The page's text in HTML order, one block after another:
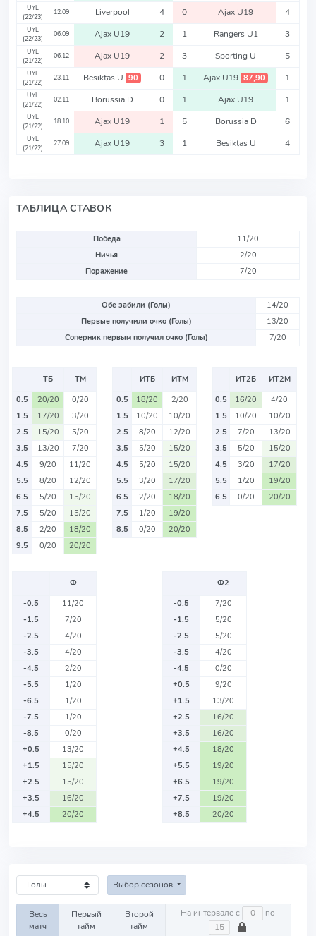
UYL
(22/23)
12.09 Liverpool 4 0 Ajax U19 4
UYL
(22/23)
06.09 Ajax U19 2 1 Rangers U1 3
UYL
(21/22)
06.12 Ajax U19 2 3 Sporting U 5
UYL
(21/22)
23.11 Besiktas U 90 0 1 Ajax U19 87,90 1
UYL
(21/22)
02.11 Borussia D 0 1 Ajax U19 1
UYL
(21/22)
18.10 Ajax U19 1 5 Borussia D 6
UYL
(21/22)
27.09 Ajax U19 3 1 Besiktas U 4
ТАБЛИЦА СТАВОК
Победа
11/20
Ничья
2/20
Поражение
7/20
Обе забили (Голы)
14/20
Первые получили очко (Голы)
13/20
Соперник первым получил очко (Голы)
7/20
ТБ
ТМ
0.5
20/20
0/20
1.5
17/20
3/20
2.5
15/20
5/20
3.5
13/20
7/20
4.5
9/20
11/20
5.5
8/20
12/20
6.5
5/20
15/20
7.5
5/20
15/20
8.5
2/20
18/20
9.5
0/20 20/20
ИТБ
ИТМ
0.5
18/20
2/20
1.5
10/20
10/20
2.5
8/20
12/20
3.5
5/20
15/20
4.5
5/20
15/20
5.5
3/20
17/20
6.5
2/20
18/20
7.5
1/20
19/20
8.5
0/20 20/20
ИТ2Б
ИТ2М
0.5
16/20
4/20
1.5
10/20
10/20
2.5
7/20
13/20
3.5
5/20
15/20
4.5
3/20
17/20
5.5
1/20
19/20
6.5
0/20 20/20
Ф
-0.5
11/20
-1.5
7/20
-2.5
4/20
-3.5
4/20
-4.5
2/20
-5.5
1/20
-6.5
1/20
-7.5
1/20
-8.5
0/20
+0.5
13/20
+1.5
15/20
+2.5
15/20
+3.5
16/20
+4.5
20/20
Ф2
-0.5
7/20
-1.5
5/20
-2.5
5/20
-3.5
4/20
-4.5
0/20
+0.5
9/20
+1.5
13/20
+2.5
16/20
+3.5
16/20
+4.5
18/20
+5.5
19/20
+6.5
19/20
+7.5
19/20
+8.5
20/20
Выбор сезонов
Весь
матч
Первый
тайм
Второй
тайм
На интервале с по